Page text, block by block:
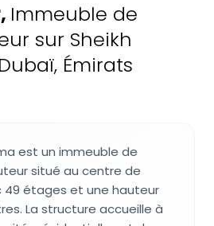
, Immeuble de
sur Sheikh
Émirats
est un immeuble de
situé au centre de
49 étages et une hauteur
La structure accueille à